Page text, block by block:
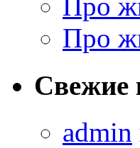
Про
Про
Свежие
admin